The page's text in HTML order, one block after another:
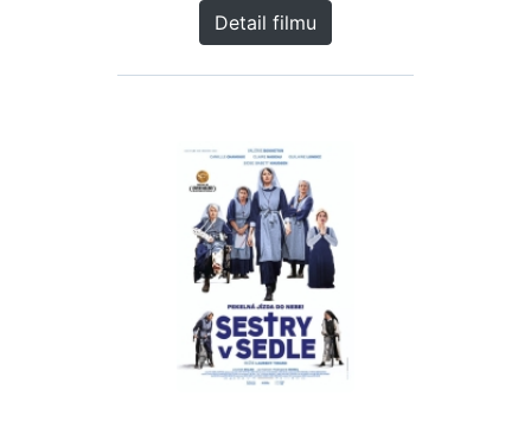
Detail filmu